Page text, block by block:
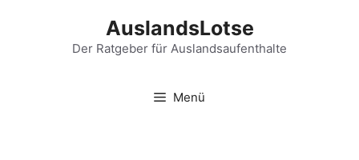
AuslandsLotse
Der Ratgeber für Auslandsaufenthalte
Menü